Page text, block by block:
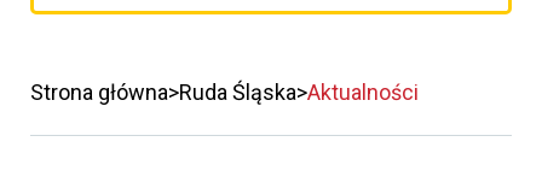
Strona główna Ruda Śląska Aktualności